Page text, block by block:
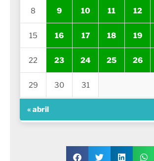
8 9 10 11 12
15 16 17 18 19
22 23 24 25 26
29 30 31
« abril